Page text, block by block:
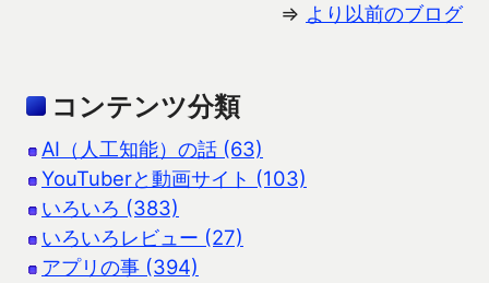
⇒ より以前のブログ
コンテンツ分類
AI（人工知能）の話 (63)
YouTuberと動画サイト (103)
いろいろ (383)
いろいろレビュー (27)
アプリの事 (394)